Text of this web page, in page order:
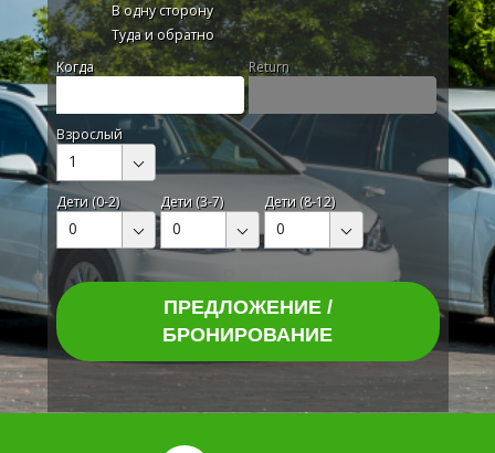
В одну сторону
Туда и обратно
Kогда
Return
Взрослый
1
Дети (0-2)
0
Дети (3-7)
0
Дети (8-12)
0
ПРЕДЛОЖЕНИЕ /
БРОНИРОВАНИЕ